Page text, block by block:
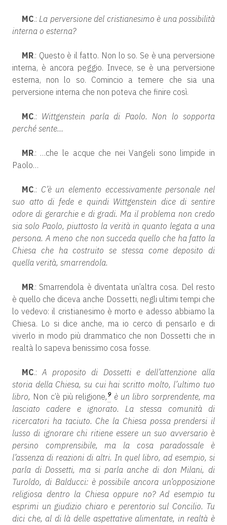
MC.:La perversione del cristianesimo è una possibilità
interna o esterna?
MR.: Questo è il fatto. Non lo so. Se è una perversione
interna, è ancora peggio. Invece, se è una perversione
esterna, non lo so. Comincio a temere che sia una
perversione interna che non poteva che finire così.
MC.: Wittgenstein parla di Paolo. Non lo sopporta
perché sente…
MR.: …che le acque che nei Vangeli sono limpide in
Paolo…
MC.: C’è un elemento eccessivamente personale nel
suo atto di fede e quindi Wittgenstein dice di sentire
odore di gerarchie e di gradi. Ma il problema non credo
sia solo Paolo, piuttosto la verità in quanto legata a una
persona. A meno che non succeda quello che ha fatto la
Chiesa che ha costruito se stessa come deposito di
quella verità, smarrendola.
MR.: Smarrendola è diventata un’altra cosa. Del resto
è quello che diceva anche Dossetti, negli ultimi tempi che
lo vedevo: il cristianesimo è morto e adesso abbiamo la
Chiesa. Lo si dice anche, ma io cerco di pensarlo e di
viverlo in modo più drammatico che non Dossetti che in
realtà lo sapeva benissimo cosa fosse.
MC.:A proposito di Dossetti e dell’attenzione alla
storia della Chiesa, su cui hai scritto molto, l’ultimo tuo
libro, Non c’è più religione, 9è un libro sorprendente, ma
lasciato cadere e ignorato. La stessa comunità di
ricercatori ha taciuto. Che la Chiesa possa prendersi il
lusso di ignorare chi ritiene essere un suo avversario è
persino comprensibile, ma la cosa paradossale è
l’assenza di reazioni di altri. In quel libro, ad esempio, si
parla di Dossetti, ma si parla anche di don Milani, di
Turoldo, di Balducci: è possibile ancora un’opposizione
religiosa dentro la Chiesa oppure no? Ad esempio tu
esprimi un giudizio chiaro e perentorio sul Concilio. Tu
dici che, al di là delle aspettative alimentate, in realtà è